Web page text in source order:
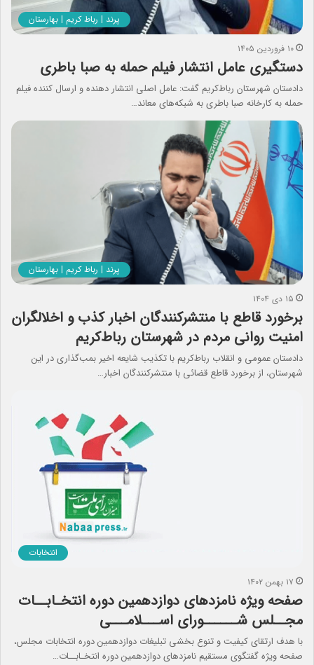
پرند | رباط کریم | بهارستان
۱۰ فروردین ۱۴۰۵
دستگیری عامل انتشار فیلم حمله به صبا باطری
دادستان شهرستان رباط‌کریم گفت: عامل اصلی انتشار دهنده و ارسال کننده فیلم
حمله به کارخانه صبا باطری به شبکه‌های معاند…
پرند | رباط کریم | بهارستان
۱۵ دی ۱۴۰۴
برخورد قاطع با منتشرکنندگان اخبار کذب و اخلالگران
امنیت روانی مردم در شهرستان رباط‌کریم
دادستان عمومی و انقلاب رباط‌کریم با تکذیب شایعه اخیر بمب‌گذاری در این
شهرستان، از برخورد قاطع قضائی با منتشرکنندگان اخبار…
انتخابات
۱۷ بهمن ۱۴۰۲
صفحه ویژه نامزدهای دوازدهمین دوره انتخـابــات
مجــلس شــــــورای اســـلامـــی
با هدف ارتقای کیفیت و تنوع بخشی تبلیغات دوازدهمین دوره انتخابات مجلس،
صفحه ویژه گفتگوی مستقیم نامزدهای دوازدهمین دوره انتخـابــات…